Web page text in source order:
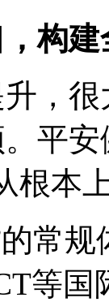
构
，
平
根本
常
等